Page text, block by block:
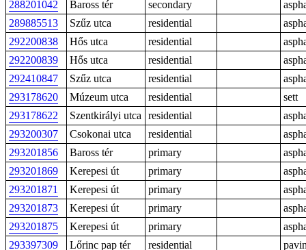
288201042 Baross tér secondary
289885513
Szűz utca residential
292200838
Hős utca residential
292200839
Hős utca residential
292410847
Szűz utca residential
293178620
Múzeum utca residential
sett
293178622
Szentkirályi utca residential
293200307
Csokonai utca residential
293201856
Baross tér primary
293201869
Kerepesi út primary
293201871
Kerepesi út primary
293201873
Kerepesi út primary
293201875
Kerepesi út primary
293397309
Lőrinc pap tér residential